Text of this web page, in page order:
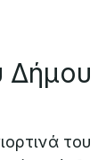
Δήμου
του